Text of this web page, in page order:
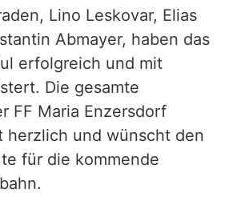
Lino Leskovar, Elias
Abmayer, haben das
erfolgreich und mit
Die gesamte
FF Maria Enzersdorf
herzlich und wünscht den
für die kommende